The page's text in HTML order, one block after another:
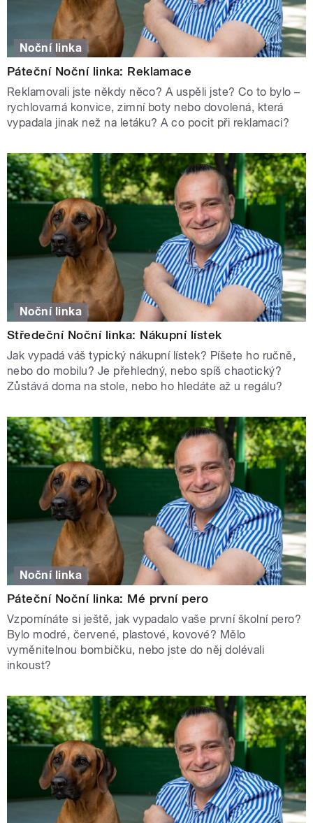
Noční linka
Páteční Noční linka: Reklamace
Reklamovali jste někdy něco? A uspěli jste? Co to bylo –
rychlovarná konvice, zimní boty nebo dovolená, která
vypadala jinak než na letáku? A co pocit při reklamaci?
Noční linka
Středeční Noční linka: Nákupní lístek
Jak vypadá váš typický nákupní lístek? Píšete ho ručně,
nebo do mobilu? Je přehledný, nebo spíš chaotický?
Zůstává doma na stole, nebo ho hledáte až u regálu?
Noční linka
Páteční Noční linka: Mé první pero
Vzpomínáte si ještě, jak vypadalo vaše první školní pero?
Bylo modré, červené, plastové, kovové? Mělo
vyměnitelnou bombičku, nebo jste do něj dolévali
inkoust?